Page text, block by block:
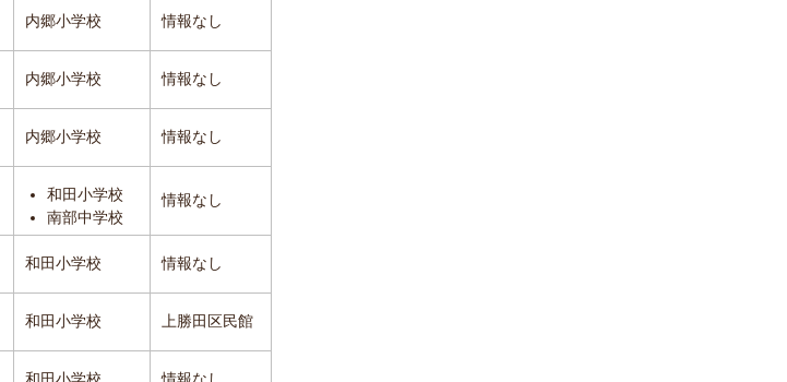
内郷小学校 情報なし
内郷小学校 情報なし
内郷小学校 情報なし
和田小学校
南部中学校
情報なし
和田小学校 情報なし
和田小学校 上勝田区民館